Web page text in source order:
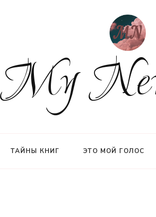
My
ТАЙНЫ КНИГ ЭТО МОЙ ГОЛОС